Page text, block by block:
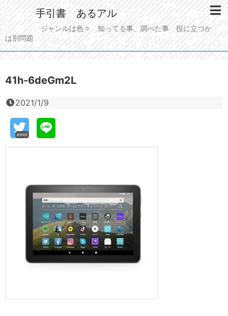
手引書 あるアル
ジャンルは色々 知ってる事、調べた事 役に立つか
は別問題
41h-6deGm2L
2021/1/9
error